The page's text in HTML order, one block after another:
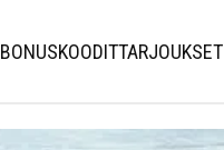
BONUSKOODITTARJOUKSET